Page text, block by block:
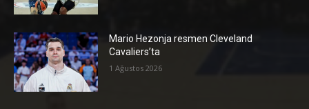
Mario Hezonja resmen Cleveland
Cavaliers’ta
1 Ağustos 2026